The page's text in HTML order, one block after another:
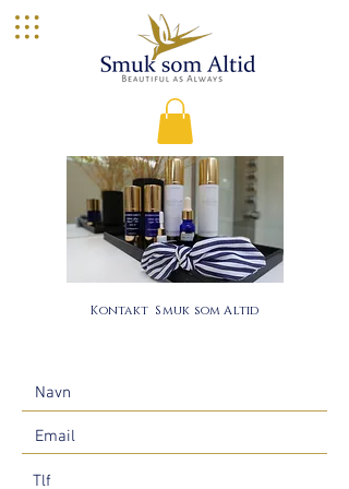
Kontakt Smuk som Altid